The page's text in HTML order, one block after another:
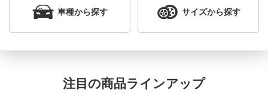
車種から探す サイズから探す
注目の商品ラインアップ